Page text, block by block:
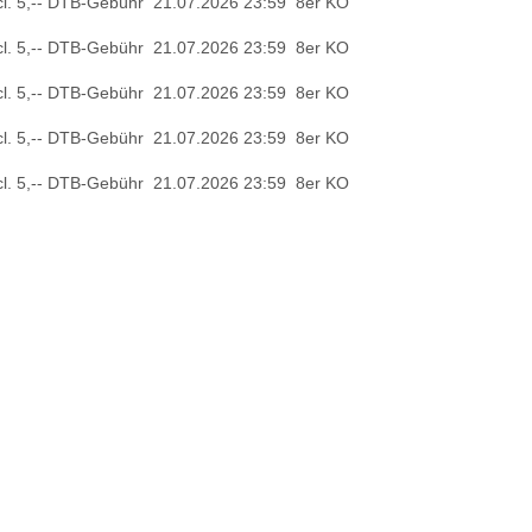
5,-- DTB-Gebühr 21.07.2026 23:59 8er KO
5,-- DTB-Gebühr 21.07.2026 23:59 8er KO
5,-- DTB-Gebühr 21.07.2026 23:59 8er KO
5,-- DTB-Gebühr 21.07.2026 23:59 8er KO